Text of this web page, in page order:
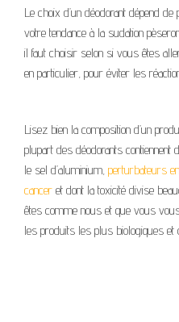
Le choix d’un déodorant dépend
votre tendance à la sudation
il faut choisir selon si vous êtes
en particulier, pour éviter les
Lisez bien la composition d’un
plupart des déodorants
le sel d’aluminium, perturbateurs
cancer et dont la toxicité divise
êtes comme nous et que vous
les produits les plus biologiques et